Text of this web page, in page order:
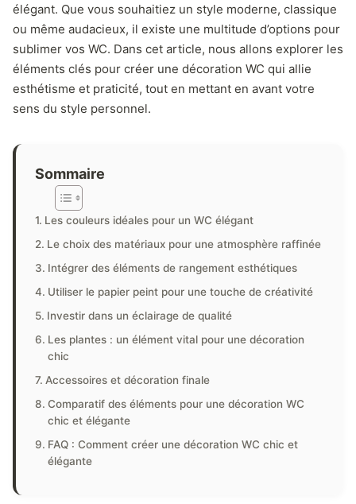
élégant. Que vous souhaitiez un style moderne, classique
ou même audacieux, il existe une multitude d’options pour
sublimer vos WC. Dans cet article, nous allons explorer les
éléments clés pour créer une décoration WC qui allie
esthétisme et praticité, tout en mettant en avant votre
sens du style personnel.
Sommaire
Les couleurs idéales pour un WC élégant
Le choix des matériaux pour une atmosphère raffinée
Intégrer des éléments de rangement esthétiques
Utiliser le papier peint pour une touche de créativité
Investir dans un éclairage de qualité
Les plantes : un élément vital pour une décoration
chic
Accessoires et décoration finale
Comparatif des éléments pour une décoration WC
chic et élégante
FAQ : Comment créer une décoration WC chic et
élégante